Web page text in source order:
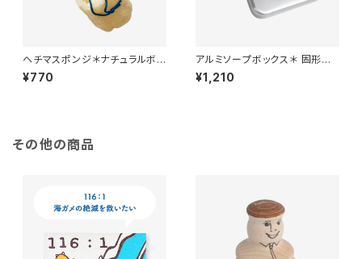
ヘチマスポンジ＊ナチュラルボデ
ィブラシ＊プラスチックフリー＊
脱プラ
¥770
アルミソープボックス＊ 固形石
鹸やシャンプーバーを持ち運び
に＊軽量＊コンパクト＊
¥1,210
その他の商品